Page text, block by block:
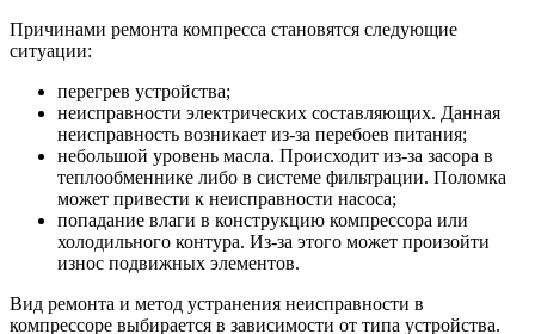
Причинами ремонта компресса становятся следующие
ситуации:
перегрев устройства;
неисправности электрических составляющих. Данная
неисправность возникает из-за перебоев питания;
небольшой уровень масла. Происходит из-за засора в
теплообменнике либо в системе фильтрации. Поломка
может привести к неисправности насоса;
попадание влаги в конструкцию компрессора или
холодильного контура. Из-за этого может произойти
износ подвижных элементов.
Вид ремонта и метод устранения неисправности в
компрессоре выбирается в зависимости от типа устройства.